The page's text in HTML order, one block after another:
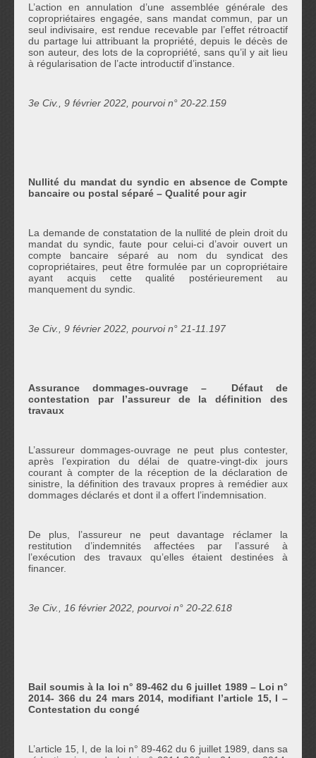
L’action en annulation d’une assemblée générale des
copropriétaires engagée, sans mandat commun, par un
seul indivisaire, est rendue recevable par l’effet rétroactif
du partage lui attribuant la propriété, depuis le décès de
son auteur, des lots de la copropriété, sans qu’il y ait lieu
à régularisation de l’acte introductif d’instance.
3e Civ., 9 février 2022, pourvoi n° 20-22.159
Nullité du mandat du syndic en absence de Compte
bancaire ou postal séparé – Qualité pour agir
La demande de constatation de la nullité de plein droit du
mandat du syndic, faute pour celui-ci d’avoir ouvert un
compte bancaire séparé au nom du syndicat des
copropriétaires, peut être formulée par un copropriétaire
ayant acquis cette qualité postérieurement au
manquement du syndic.
3e Civ., 9 février 2022, pourvoi n° 21-11.197
Assurance dommages-ouvrage – Défaut de
contestation par l’assureur de la définition des
travaux
L’assureur dommages-ouvrage ne peut plus contester,
après l’expiration du délai de quatre-vingt-dix jours
courant à compter de la réception de la déclaration de
sinistre, la définition des travaux propres à remédier aux
dommages déclarés et dont il a offert l’indemnisation.
De plus, l’assureur ne peut davantage réclamer la
restitution d’indemnités affectées par l’assuré à
l’exécution des travaux qu’elles étaient destinées à
financer.
3e Civ., 16 février 2022, pourvoi n° 20-22.618
Bail soumis à la loi n° 89-462 du 6 juillet 1989 – Loi n°
2014- 366 du 24 mars 2014, modifiant l’article 15, I –
Contestation du congé
L’article 15, I, de la loi n° 89-462 du 6 juillet 1989, dans sa